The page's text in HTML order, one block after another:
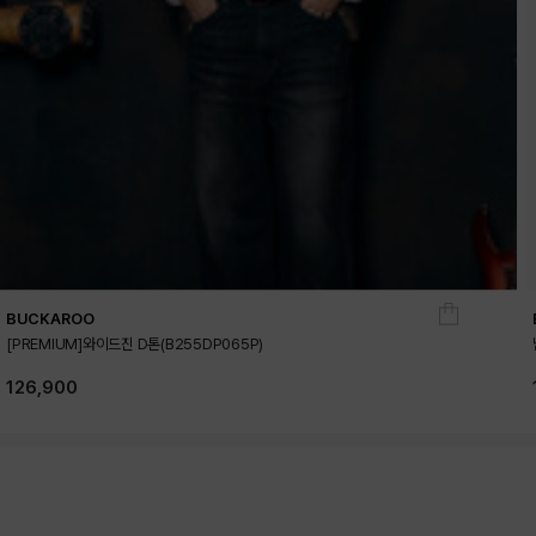
BUCKAROO
[PREMIUM]와이드진 D톤(B255DP065P)
126,900